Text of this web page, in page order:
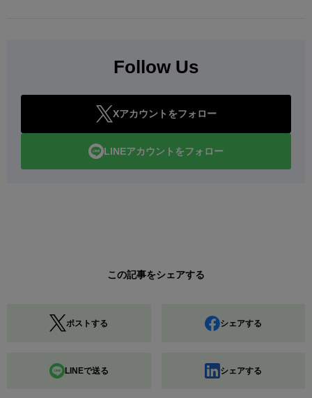
Follow Us
Xアカウントをフォロー
LINEアカウントをフォロー
この記事をシェアする
ポストする シェアする
LINEで送る シェアする